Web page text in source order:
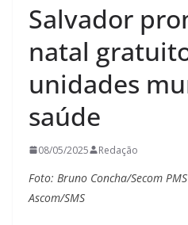
Salvador
natal
unidades
saúde
08/05/2025 Redação
Foto: Bruno Concha/Secom
Ascom/SMS